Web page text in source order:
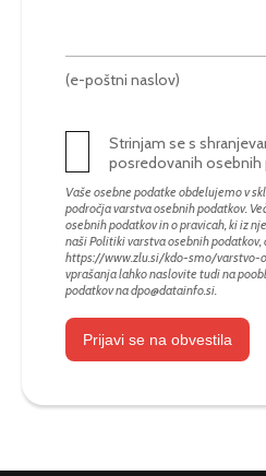
(e-poštni naslov)
Strinjam se s
posredovanih
Vaše osebne podatke obdelujemo v
področja varstva osebnih podatkov.
osebnih podatkov in o pravicah, ki iz
naši Politiki varstva osebnih
https://www.zlu.si/kdo-smo/varstvo-
vprašanja lahko naslovite tudi na
podatkov nadpo@datainfo.si
Prijavi se na obvestila